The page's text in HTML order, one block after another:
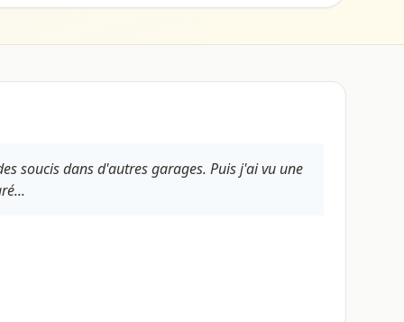
soucis dans d'autres garages. Puis j'ai vu une